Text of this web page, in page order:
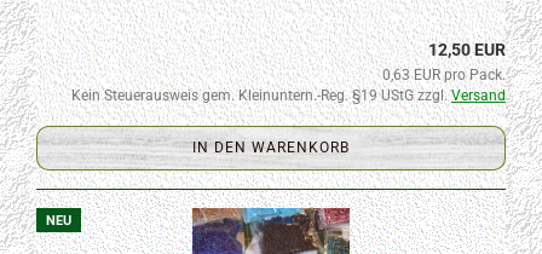
12,50 EUR
0,63 EUR pro Pack.
Kein Steuerausweis gem. Kleinuntern.-Reg. §19 UStG zzgl.Versand
IN DEN WARENKORB
NEU